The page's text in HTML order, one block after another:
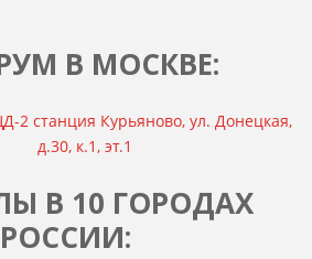
В МОСКВЕ:
станция Курьяново, ул. Донецкая,
д.30, к.1, эт.1
В 10 ГОРОДАХ
РОССИИ: